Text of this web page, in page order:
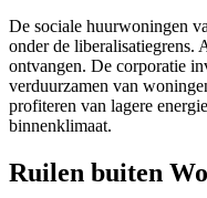
De sociale huurwoningen
onder de liberalisatiegrens.
ontvangen. De corporatie
verduurzamen van
profiteren van lagere
binnenklimaat.
Ruilen buiten